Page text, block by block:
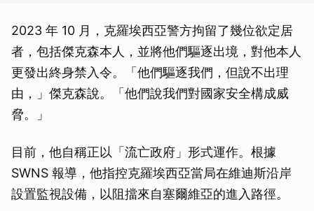
2023 年 10 月，克羅埃西亞警方拘留了幾位欲定居
者，包括傑克森本人，並將他們驅逐出境，對他本人
更發出終身禁入令。「他們驅逐我們，但說不出理
由，」傑克森說。「他們說我們對國家安全構成威
脅。」
目前，他自稱正以「流亡政府」形式運作。根據
SWNS 報導，他指控克羅埃西亞當局在維迪斯沿岸
設置監視設備，以阻擋來自塞爾維亞的進入路徑。